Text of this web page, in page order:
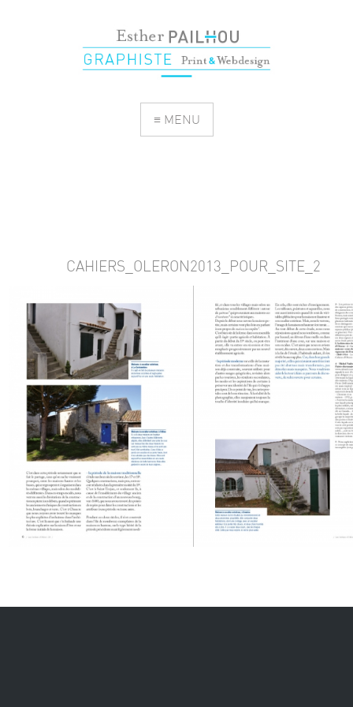
≡ MENU
CAHIERS_OLERON2013_POUR_SITE_2